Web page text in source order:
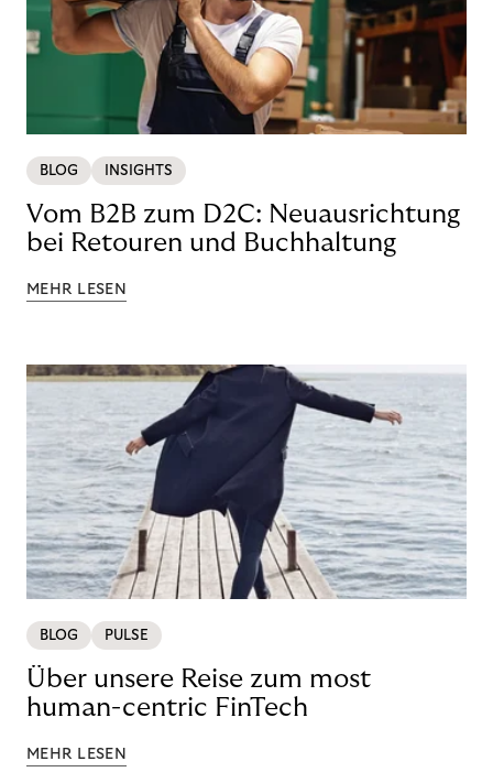
BLOG INSIGHTS
Vom B2B zum D2C: Neuausrichtung
bei Retouren und Buchhaltung
MEHR LESEN
BLOG PULSE
Über unsere Reise zum most
human-centric FinTech
MEHR LESEN